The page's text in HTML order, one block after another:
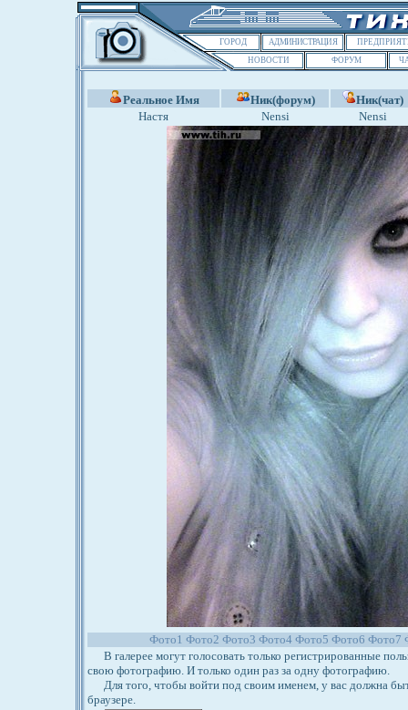
ГОРОД АДМИНИСТРАЦИЯ
НОВОСТИ
ФОРУМ
Реальное Имя Ник(форум)
Ник(чат)
Настя
Nensi Nensi
Фото1 Фото2 Фото3 Фото4 Фото5 Фото6 Фото7
В галерее могут голосовать только регистрированные
свою фотографию. И только один раз за одну фотографию.
Для того, чтобы войти под своим именем, у вас должна
браузере.